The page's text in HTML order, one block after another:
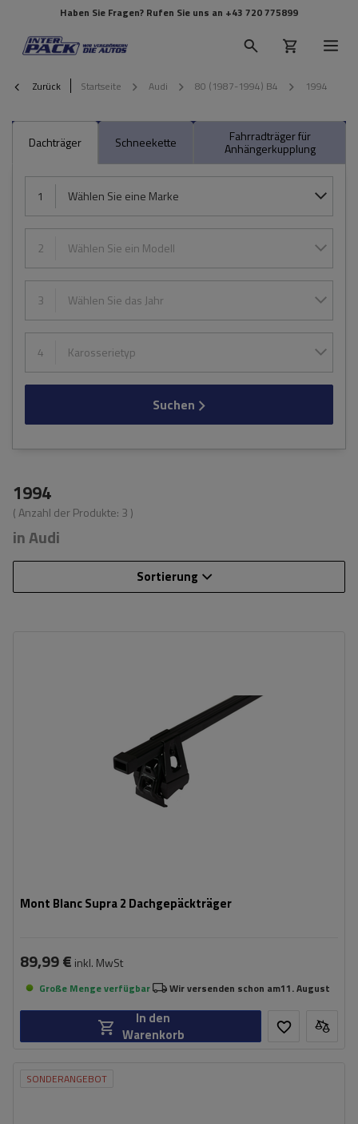
Haben Sie Fragen? Rufen Sie uns an +43 720 775899
Zurück Startseite Audi 80 (1987-1994) B4 1994
Dachträger Schneekette Fahrradträger für
Anhängerkupplung
1 Wählen Sie eine Marke
2 Wählen Sie ein Modell
3 Wählen Sie das Jahr
4 Karosserietyp
Suchen
1994
( Anzahl der Produkte: 3 )
in Audi
Sortierung
Mont Blanc Supra 2 Dachgepäckträger
89,99 € inkl. MwSt
Große Menge verfügbar Wir versenden schon am11. August
In den
Warenkorb
SONDERANGEBOT